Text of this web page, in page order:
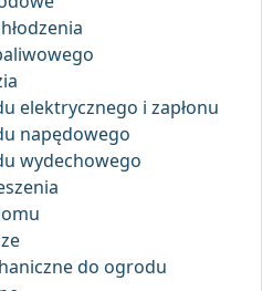
elektrycznego i zapłonu
napędowego
wydechowego
do ogrodu